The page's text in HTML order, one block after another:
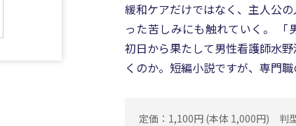
緩和ケアだけではなく、主人公
った苦しみにも触れていく。
初日から果たして男性看護師水
くのか。短編小説ですが、専門
定価：1,100円 (本体 1,000円)
判